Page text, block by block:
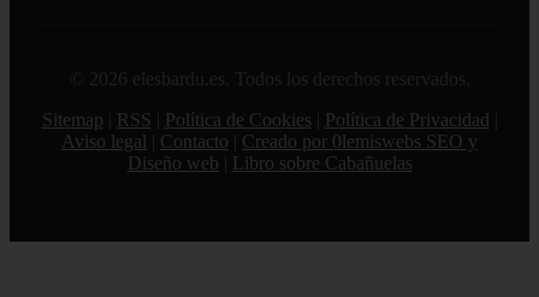
© 2026 elesbardu.es. Todos los derechos reservados.
Sitemap
RSS Política de Cookies Política de Privacidad
Aviso legal
Contacto
Creado por 0lemiswebs SEO y
Diseño web
Libro sobre Cabañuelas